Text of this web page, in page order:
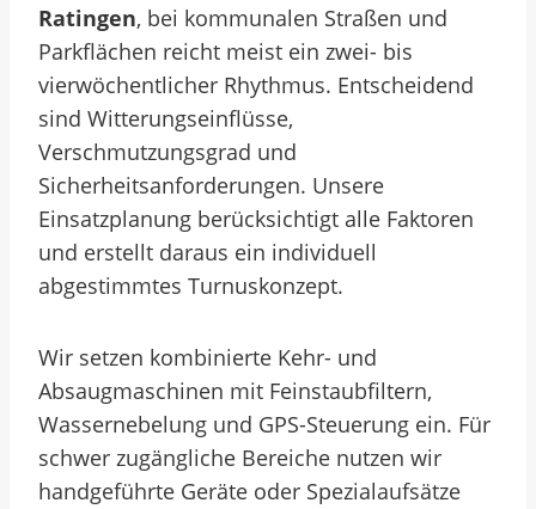
Ratingen, bei kommunalen Straßen und
Parkflächen reicht meist ein zwei- bis
vierwöchentlicher Rhythmus. Entscheidend
sind Witterungseinflüsse,
Verschmutzungsgrad und
Sicherheitsanforderungen. Unsere
Einsatzplanung berücksichtigt alle Faktoren
und erstellt daraus ein individuell
abgestimmtes Turnuskonzept.
Wir setzen kombinierte Kehr- und
Absaugmaschinen mit Feinstaubfiltern,
Wassernebelung und GPS-Steuerung ein. Für
schwer zugängliche Bereiche nutzen wir
handgeführte Geräte oder Spezialaufsätze